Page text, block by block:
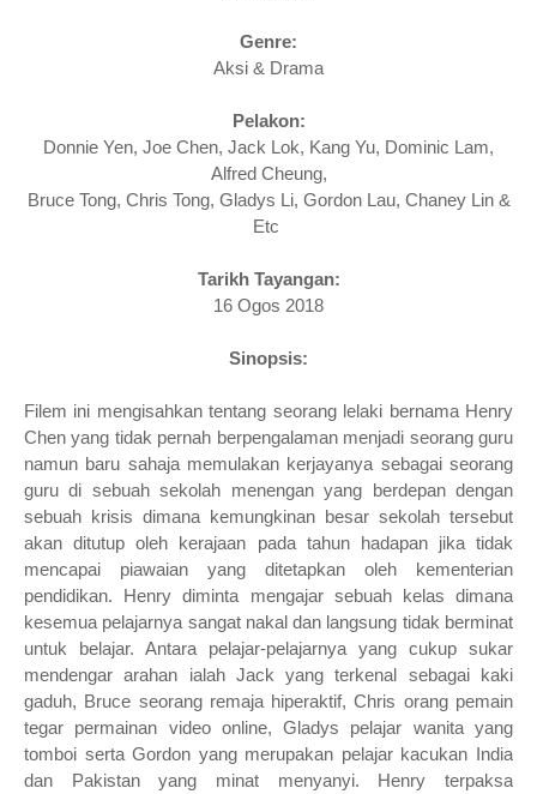
Genre:
Aksi & Drama
Pelakon:
Donnie Yen, Joe Chen, Jack Lok, Kang Yu, Dominic Lam,
Alfred Cheung,
Bruce Tong, Chris Tong, Gladys Li, Gordon Lau, Chaney Lin &
Etc
Tarikh Tayangan:
16 Ogos 2018
Sinopsis:
Filem ini mengisahkan tentang seorang lelaki bernama Henry
Chen yang tidak pernah berpengalaman menjadi seorang guru
namun baru sahaja memulakan kerjayanya sebagai seorang
guru di sebuah sekolah menengan yang berdepan dengan
sebuah krisis dimana kemungkinan besar sekolah tersebut
akan ditutup oleh kerajaan pada tahun hadapan jika tidak
mencapai piawaian yang ditetapkan oleh kementerian
pendidikan. Henry diminta mengajar sebuah kelas dimana
kesemua pelajarnya sangat nakal dan langsung tidak berminat
untuk belajar. Antara pelajar-pelajarnya yang cukup sukar
mendengar arahan ialah Jack yang terkenal sebagai kaki
gaduh, Bruce seorang remaja hiperaktif, Chris orang pemain
tegar permainan video online, Gladys pelajar wanita yang
tomboi serta Gordon yang merupakan pelajar kacukan India
dan Pakistan yang minat menyanyi. Henry terpaksa